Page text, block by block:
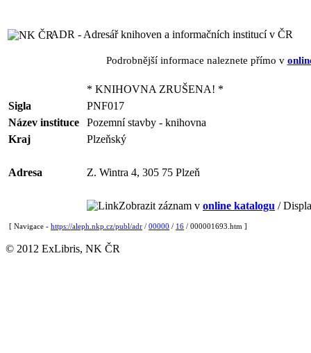
ADR - Adresář knihoven a informačních institucí v ČR
Podrobnější informace naleznete přímo v
* KNIHOVNA ZRUŠENA! *
Sigla
PNF017
Název instituce
Pozemní stavby - knihovna
Kraj
Plzeňský
Adresa Z. Wintra 4, 305 75 Plzeň
Zobrazit záznam v online katalogu /
[ Navigace - https://aleph.nkp.cz/publ/adr / 00000 / 16 / 000001693.htm ]
© 2012 ExLibris, NK ČR